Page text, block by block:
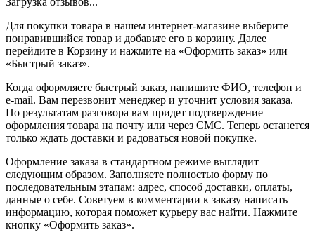
Для покупки товара в нашем интернет-магазине выберите
понравившийся товар и добавьте его в корзину. Далее
перейдите в Корзину и нажмите на «Оформить заказ» или
«Быстрый заказ».
Когда оформляете быстрый заказ, напишите ФИО, телефон и
e-mail. Вам перезвонит менеджер и уточнит условия заказа.
По результатам разговора вам придет подтверждение
оформления товара на почту или через СМС. Теперь останется
только ждать доставки и радоваться новой покупке.
Оформление заказа в стандартном режиме выглядит
следующим образом. Заполняете полностью форму по
последовательным этапам: адрес, способ доставки, оплаты,
данные о себе. Советуем в комментарии к заказу написать
информацию, которая поможет курьеру вас найти. Нажмите
кнопку «Оформить заказ».